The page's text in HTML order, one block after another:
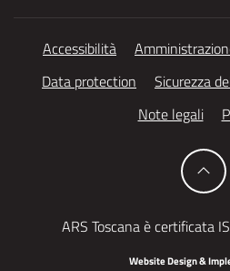
Accessibilità
Data protection
Sicurezza
Note legali
ARS Toscana è certificata
Website Design &